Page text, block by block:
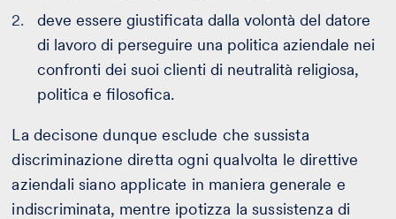
deve essere giustificata dalla volontà del datore
di lavoro di perseguire una politica aziendale nei
confronti dei suoi clienti di neutralità religiosa,
politica e filosofica.
La decisone dunque esclude che sussista
discriminazione diretta ogni qualvolta le direttive
aziendali siano applicate in maniera generale e
indiscriminata, mentre ipotizza la sussistenza di